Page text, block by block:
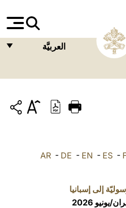
العربيَّة
ITALIANO
AR - DE - EN - ES -
إلى إسبانيا